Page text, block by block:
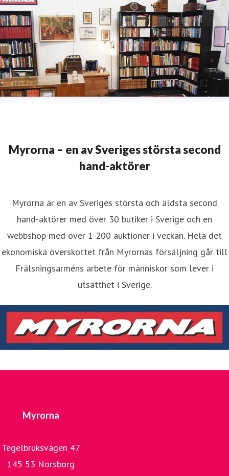
Myrorna – en av Sveriges största second
hand-aktörer
Myrorna är en av Sveriges största och äldsta second
hand-aktörer med över 30 butiker i Sverige och en
webbshop med över 1 200 auktioner i veckan. Hela det
ekonomiska överskottet från Myrornas försäljning går till
Frälsningsarméns arbete för människor som lever i
utsatthet i Sverige.
Myrorna
Tegelbruksvägen 47
145 53 Norsborg